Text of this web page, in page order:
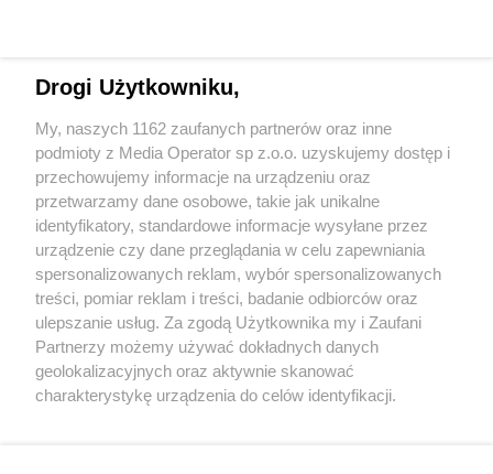
Wydawca mediówlokalnych
Nie zapomnij
zapoznać się z:
polityką prywatności regulamin korzystania z portali
Twojemiasto
Piekary Śląskie
Chorzów
Tarnowskie Góry
Skontaktuj się z nami
Kontakt
Wydawca
Redakcja
Drogi Użytkowniku,
My, naszych 1162 zaufanych partnerów oraz inne
podmioty z Media Operator sp z.o.o. uzyskujemy dostęp i
przechowujemy informacje na urządzeniu oraz
przetwarzamy dane osobowe, takie jak unikalne
identyfikatory, standardowe informacje wysyłane przez
urządzenie czy dane przeglądania w celu zapewniania
spersonalizowanych reklam, wybór spersonalizowanych
treści, pomiar reklam i treści, badanie odbiorców oraz
ulepszanie usług. Za zgodą Użytkownika my i Zaufani
Partnerzy możemy używać dokładnych danych
geolokalizacyjnych oraz aktywnie skanować
charakterystykę urządzenia do celów identyfikacji.